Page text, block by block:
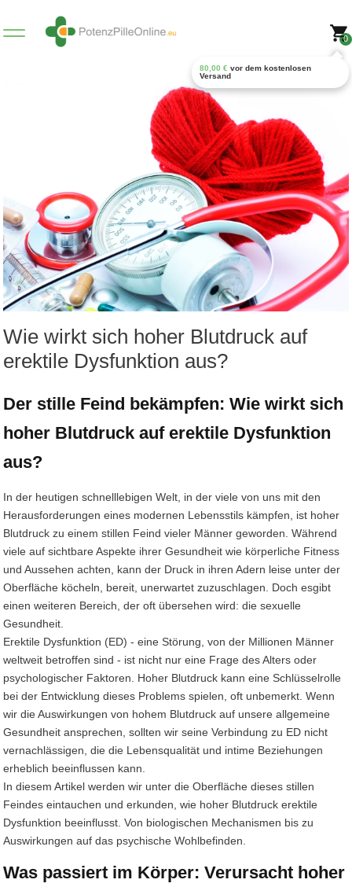
0
80,00 € vor dem kostenlosen
Versand
Wie wirkt sich hoher Blutdruck auf
erektile Dysfunktion aus?
Der stille Feind bekämpfen: Wie wirkt sich
hoher Blutdruck auf erektile Dysfunktion
aus?
In der heutigen schnelllebigen Welt, in der viele von uns mit den
Herausforderungen eines modernen Lebensstils kämpfen, ist hoher
Blutdruck zu einem stillen Feind vieler Männer geworden. Während
viele auf sichtbare Aspekte ihrer Gesundheit wie körperliche Fitness
und Aussehen achten, kann der Druck in ihren Adern leise unter der
Oberfläche köcheln, bereit, unerwartet zuzuschlagen. Doch esgibt
einen weiteren Bereich, der oft übersehen wird: die sexuelle
Gesundheit.
Erektile Dysfunktion (ED) - eine Störung, von der Millionen Männer
weltweit betroffen sind - ist nicht nur eine Frage des Alters oder
psychologischer Faktoren. Hoher Blutdruck kann eine Schlüsselrolle
bei der Entwicklung dieses Problems spielen, oft unbemerkt. Wenn
wir die Auswirkungen von hohem Blutdruck auf unsere allgemeine
Gesundheit ansprechen, sollten wir seine Verbindung zu ED nicht
vernachlässigen, die die Lebensqualität und intime Beziehungen
erheblich beeinflussen kann.
In diesem Artikel werden wir unter die Oberfläche dieses stillen
Feindes eintauchen und erkunden, wie hoher Blutdruck erektile
Dysfunktion beeinflusst. Von biologischen Mechanismen bis zu
Auswirkungen auf das psychische Wohlbefinden.
Was passiert im Körper: Verursacht hoher